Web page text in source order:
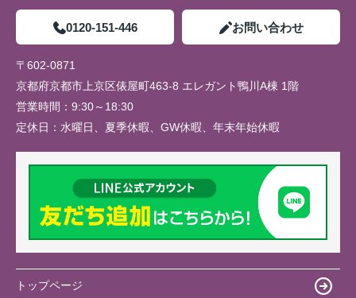
0120-151-446 お問い合わせ
〒602-0871
京都府京都市上京区俵屋町463-8 エレガント鴨川A棟 1階
営業時間： 9:30～18:30
定休日： 水曜日、夏季休暇、GW休暇、年末年始休暇
トップページ